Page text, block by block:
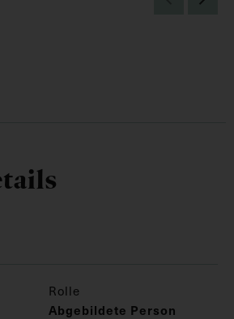
Rolle
Abgebildete Person